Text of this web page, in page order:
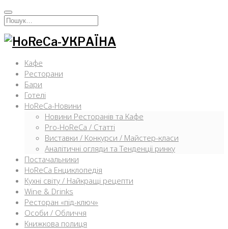
Перейти
кИскать:
Кафе
Ресторани
Бари
Готелі
HoReCa-Новини
Новини Ресторанів та Кафе
Pro-HoReCa / Статті
Виставки / Конкурси / Майстер-класи
Аналітичні огляди та Тенденції ринку
Постачальники
HoReCa Енциклопедія
Кухні світу / Найкращі рецепти
Wine & Drinks
Ресторан «під-ключ»
Особи / Обличчя
Книжкова полиця